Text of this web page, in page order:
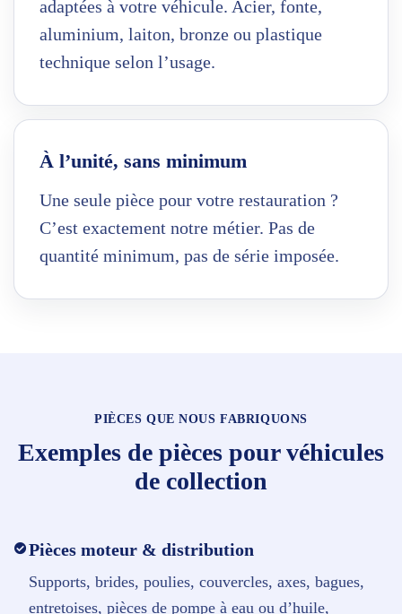
adaptées à votre véhicule. Acier, fonte,
aluminium, laiton, bronze ou plastique
technique selon l’usage.
À l’unité, sans minimum
Une seule pièce pour votre restauration ?
C’est exactement notre métier. Pas de
quantité minimum, pas de série imposée.
PIÈCES QUE NOUS FABRIQUONS
Exemples de pièces pour véhicules
de collection
Pièces moteur & distribution
Supports, brides, poulies, couvercles, axes, bagues,
entretoises, pièces de pompe à eau ou d’huile,